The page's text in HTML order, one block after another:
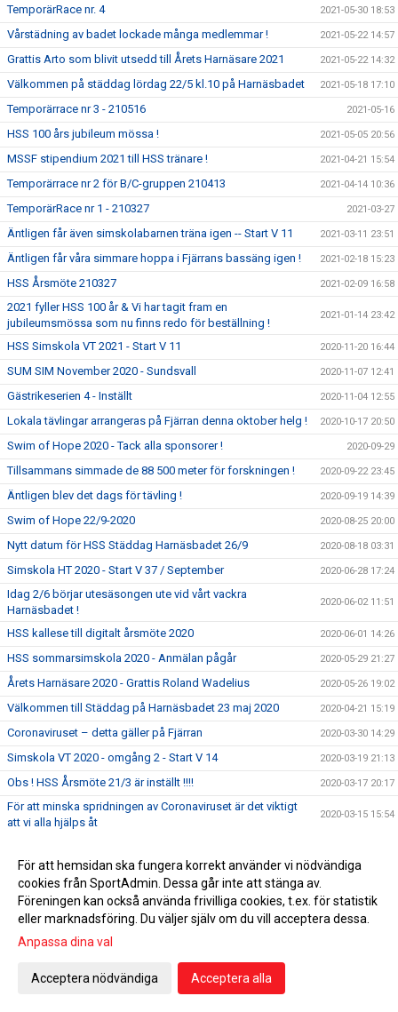
TemporärRace nr. 4 2021-05-30 18:53
Vårstädning av badet lockade många medlemmar ! 2021-05-22 14:57
Grattis Arto som blivit utsedd till Årets Harnäsare 2021 2021-05-22 14:32
Välkommen på städdag lördag 22/5 kl.10 på Harnäsbadet 2021-05-18 17:10
Temporärrace nr 3 - 210516 2021-05-16
HSS 100 års jubileum mössa ! 2021-05-05 20:56
MSSF stipendium 2021 till HSS tränare ! 2021-04-21 15:54
Temporärrace nr 2 för B/C-gruppen 210413 2021-04-14 10:36
TemporärRace nr 1 - 210327 2021-03-27
Äntligen får även simskolabarnen träna igen -- Start V 11 2021-03-11 23:51
Äntligen får våra simmare hoppa i Fjärrans bassäng igen ! 2021-02-18 15:23
HSS Årsmöte 210327 2021-02-09 16:58
2021 fyller HSS 100 år & Vi har tagit fram en
jubileumsmössa som nu finns redo för beställning !
2021-01-14 23:42
HSS Simskola VT 2021 - Start V 11 2020-11-20 16:44
SUM SIM November 2020 - Sundsvall 2020-11-07 12:41
Gästrikeserien 4 - Inställt 2020-11-04 12:55
Lokala tävlingar arrangeras på Fjärran denna oktober helg ! 2020-10-17 20:50
Swim of Hope 2020 - Tack alla sponsorer ! 2020-09-29
Tillsammans simmade de 88 500 meter för forskningen ! 2020-09-22 23:45
Äntligen blev det dags för tävling ! 2020-09-19 14:39
Swim of Hope 22/9-2020 2020-08-25 20:00
Nytt datum för HSS Städdag Harnäsbadet 26/9 2020-08-18 03:31
Simskola HT 2020 - Start V 37 / September 2020-06-28 17:24
Idag 2/6 börjar utesäsongen ute vid vårt vackra
Harnäsbadet !
2020-06-02 11:51
HSS kallese till digitalt årsmöte 2020 2020-06-01 14:26
HSS sommarsimskola 2020 - Anmälan pågår 2020-05-29 21:27
Årets Harnäsare 2020 - Grattis Roland Wadelius 2020-05-26 19:02
Välkommen till Städdag på Harnäsbadet 23 maj 2020 2020-04-21 15:19
Coronaviruset – detta gäller på Fjärran 2020-03-30 14:29
Simskola VT 2020 - omgång 2 - Start V 14 2020-03-19 21:13
Obs ! HSS Årsmöte 21/3 är inställt !!!! 2020-03-17 20:17
För att minska spridningen av Coronaviruset är det viktigt
att vi alla hjälps åt
2020-03-15 15:54
Äntligen har vi fått upp våra sponsorskyltar på Fjärran 2020-03-08 22:59
Erbjudande om att gå funktionärsutbildning 21/3 2020-02-27 04:34
HSS årsmöte 21/3 men utprovning av profilkläder ! 2020-02-21 15:59
Simskola VT 2020 - omgång 2 - Start V 14
Tacka för er feedback i medlemsenkäten
Dubbla tävlingar 1:a helgen i februari 2020
För att hemsidan ska fungera korrekt använder vi nödvändiga
cookies från SportAdmin. Dessa går inte att stänga av.
Föreningen kan också använda frivilliga cookies, t.ex. för statistik
eller marknadsföring. Du väljer själv om du vill acceptera dessa.
Anpassa dina val
Acceptera nödvändiga Acceptera alla